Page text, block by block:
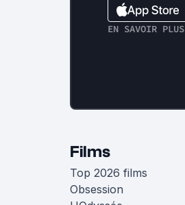
EN SAVOIR PLUS
Films
Top 2026 films
Obsession